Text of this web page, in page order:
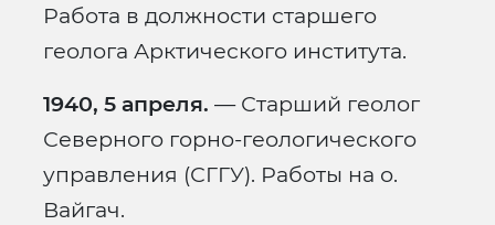
Работа в должности старшего
геолога Арктического института.
1940, 5 апреля. — Старший геолог
Северного горно-геологического
управления (СГГУ). Работы на о.
Вайгач.